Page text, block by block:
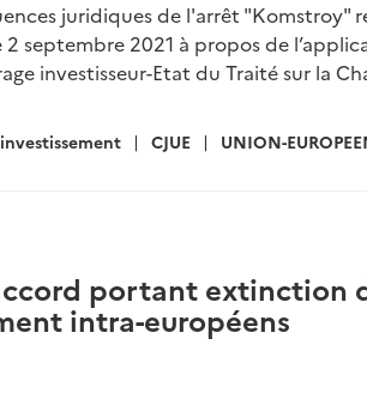
juridiques de l'arrêt "Komstroy"
septembre 2021 à propos de
investisseur-Etat du Traité sur la
investissement CJUE UNION-
portant extinction
intra-européens